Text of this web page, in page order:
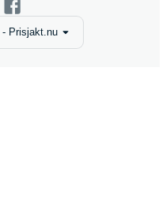
Prisjakt.nu